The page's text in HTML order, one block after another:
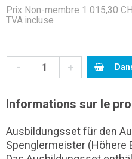
Prix Non-membre 1 015,30
TVA incluse
- +
Informations sur le
Ausbildungsset für den
Spenglermeister (Höhere